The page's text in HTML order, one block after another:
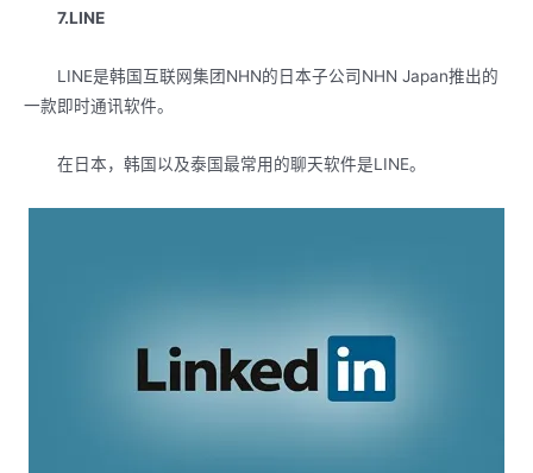
7.LINE
LINE是韩国互联网集团NHN的日本子公司NHN Japan推出的
一款即时通讯软件。
在日本，韩国以及泰国最常用的聊天软件是LINE。